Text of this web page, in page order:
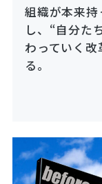
組織が本来
し、“自分た
わっていく
る。